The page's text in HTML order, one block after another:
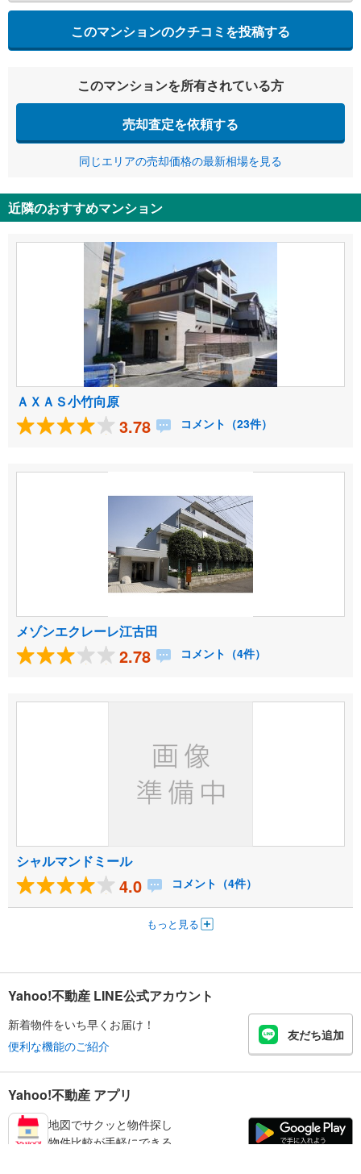
このマンションのクチコミを投稿する
このマンションを所有されている方
売却査定を依頼する
同じエリアの売却価格の最新相場を見る
近隣のおすすめマンション
ＡＸＡＳ小竹向原
3.78 コメント（23件）
メゾンエクレーレ江古田
2.78 コメント（4件）
シャルマンドミール
4.0 コメント（4件）
もっと見る
Yahoo!不動産 LINE公式アカウント
新着物件をいち早くお届け！
便利な機能のご紹介
友だち追加
Yahoo!不動産 アプリ
地図でサクッと物件探し
物件比較が手軽にできる